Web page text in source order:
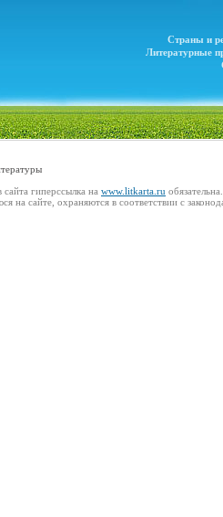
Страны и
Литературные
гиперссылка на www.litkarta.ru обязательна.
на сайте, охраняются в соответствии с